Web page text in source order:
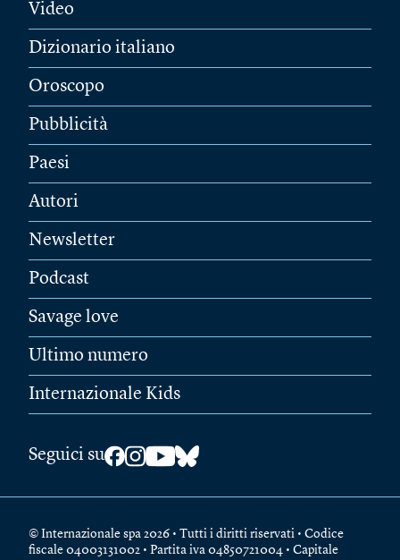
Video
Dizionario italiano
Oroscopo
Pubblicità
Paesi
Autori
Newsletter
Podcast
Savage love
Ultimo numero
Internazionale Kids
Seguici su
© Internazionale spa 2026 • Tutti i diritti riservati • Codice
fiscale 04003131002 • Partita iva 04850721004 • Capitale